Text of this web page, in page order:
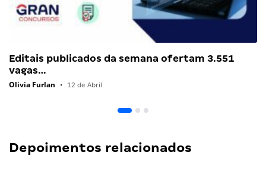
Editais publicados da semana ofertam 3.551
vagas…
Olivia Furlan • 12 de Abril
Depoimentos relacionados